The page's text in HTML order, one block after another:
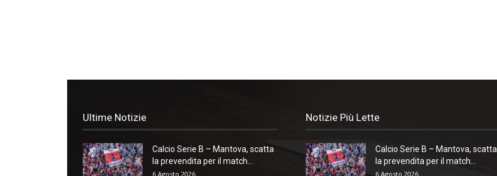
Ultime Notizie
Calcio Serie B – Mantova, scatta
la prevendita per il match...
6 Agosto 2026
Notizie Più Lette
Calcio Serie B – Mantova, scatta
la prevendita per il match...
6 Agosto 2026